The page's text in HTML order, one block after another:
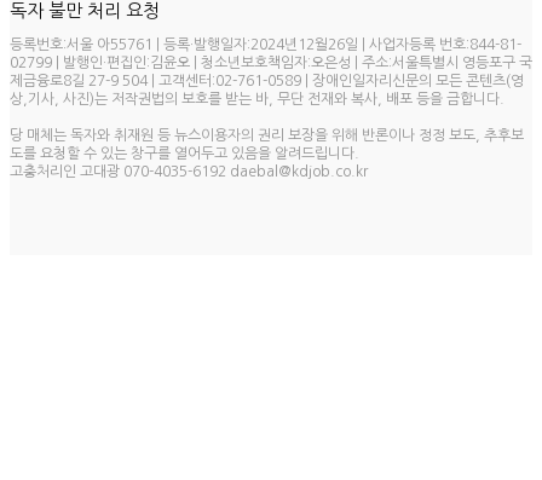
독자 불만 처리 요청
등록번호:서울 아55761 | 등록·발행일자:2024년12월26일 | 사업자등록 번호:844-81-
02799 | 발행인·편집인:김윤오 | 청소년보호책임자:오은성 | 주소:서울특별시 영등포구 국
제금융로8길 27-9 504 | 고객센터:02-761-0589 | 장애인일자리신문의 모든 콘텐츠(영
상,기사, 사진)는 저작권법의 보호를 받는 바, 무단 전재와 복사, 배포 등을 금합니다.
당 매체는 독자와 취재원 등 뉴스이용자의 권리 보장을 위해 반론이나 정정 보도, 추후보
도를 요청할 수 있는 창구를 열어두고 있음을 알려드립니다.
고충처리인 고대광 070-4035-6192 daebal@kdjob.co.kr